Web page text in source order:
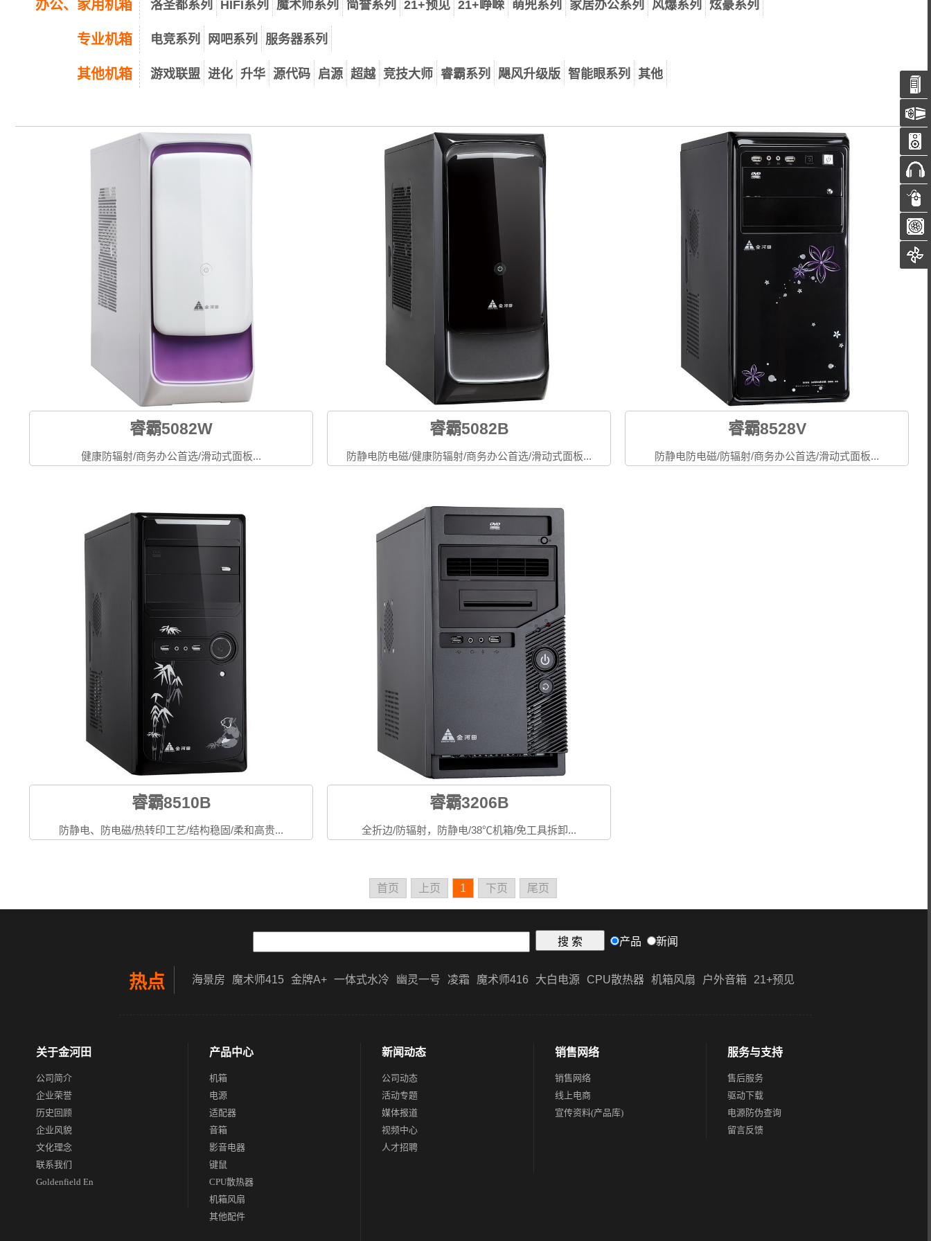
办公、家用机箱 洛圣都系列 HIFI系列 魔术师系列 简誉系列 21+预见 21+峥嵘 萌兜系列 家居办公系列 风爆系列 炫豪系列
专业机箱 电竞系列 网吧系列 服务器系列
其他机箱 游戏联盟 进化 升华 源代码 启源 超越 竞技大师 睿霸系列 飓风升级版 智能眼系列 其他
睿霸5082W
健康防辐射/商务办公首选/滑动式面板...
睿霸5082B
防静电防电磁/健康防辐射/商务办公首选/滑动式面板...
睿霸8528V
防静电防电磁/防辐射/商务办公首选/滑动式面板...
睿霸8510B
防静电、防电磁/热转印工艺/结构稳固/柔和高贵...
睿霸3206B
全折边/防辐射，防静电/38℃机箱/免工具拆卸...
首页 上页 1 下页 尾页
产品 新闻
热点 海景房 魔术师415 金牌A+ 一体式水冷 幽灵一号 凌霜 魔术师416 大白电源 CPU散热器 机箱风扇 户外音箱 21+预见
关于金河田
公司简介
企业荣誉
历史回顾
企业风貌
文化理念
联系我们
Goldenfield En
产品中心
机箱
电源
适配器
音箱
影音电器
键鼠
CPU散热器
机箱风扇
其他配件
新闻动态
公司动态
活动专题
媒体报道
视频中心
人才招聘
销售网络
销售网络
线上电商
宣传资料(产品库)
服务与支持
售后服务
驱动下载
电源防伪查询
留言反馈